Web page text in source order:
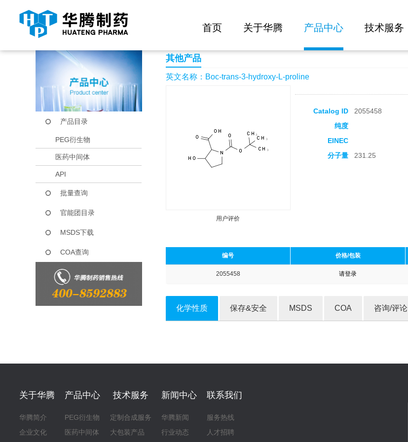
首页 关于华腾 产品中心 技术服务
当前位置： 首页 产品中心 Boc-trans-3-hydroxy-L-proline
产品目录
PEG衍生物
医药中间体
API
批量查询
官能团目录
MSDS下载
COA查询
其他产品
英文名称：Boc-trans-3-hydroxy-L-proline
用户评价
Catalog ID 2055458
纯度
EINEC
分子量 231.25
编号 价格/包装
2055458 请登录
化学性质 保存&安全 MSDS COA 咨询/评论
关于华腾
华腾简介
企业文化
产品中心
PEG衍生物
医药中间体
技术服务
定制合成服务
大包装产品
新闻中心
华腾新闻
行业动态
联系我们
服务热线
人才招聘